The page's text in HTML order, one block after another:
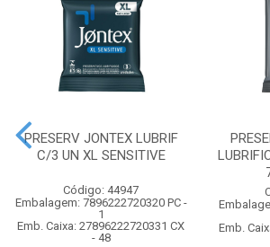
PRESERV JONTEX LUBRIF
C/3 UN XL SENSITIVE
Código: 44947
Embalagem: 7896222720320 PC -
1
Emb. Caixa: 27896222720331 CX
- 48
Emb.